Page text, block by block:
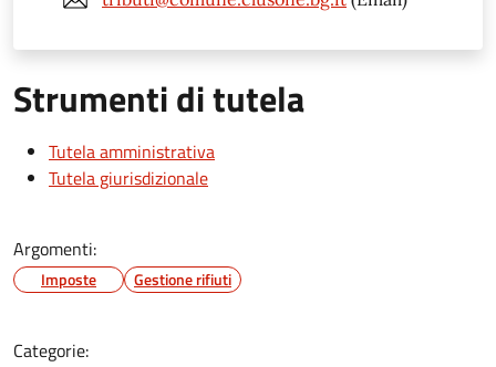
Strumenti di tutela
Tutela amministrativa
Tutela giurisdizionale
Argomenti:
Imposte Gestione rifiuti
Categorie: